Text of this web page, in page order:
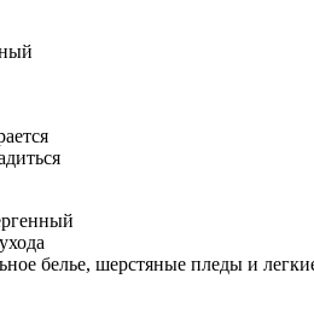
белье, шерстяные пледы и